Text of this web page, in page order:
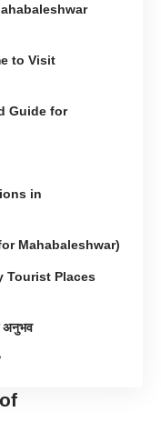
to Visit
Guide for
in
for Mahabaleshwar)
Tourist Places
अनुभव